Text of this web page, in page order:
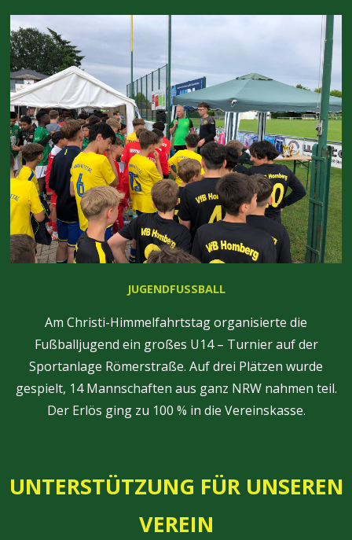
JUGENDFUSSBALL
Am Christi-Himmelfahrtstag organisierte die
Fußballjugend ein großes U14 – Turnier auf der
Sportanlage Römerstraße. Auf drei Plätzen wurde
gespielt, 14 Mannschaften aus ganz NRW nahmen teil.
Der Erlös ging zu 100 % in die Vereinskasse.
UNTERSTÜTZUNG FÜR UNSEREN
VEREIN